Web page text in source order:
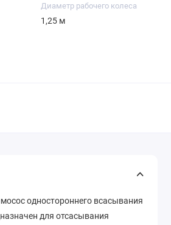
Диаметр рабочего колеса
1,25 м
одностороннего всасывания
для отсасывания